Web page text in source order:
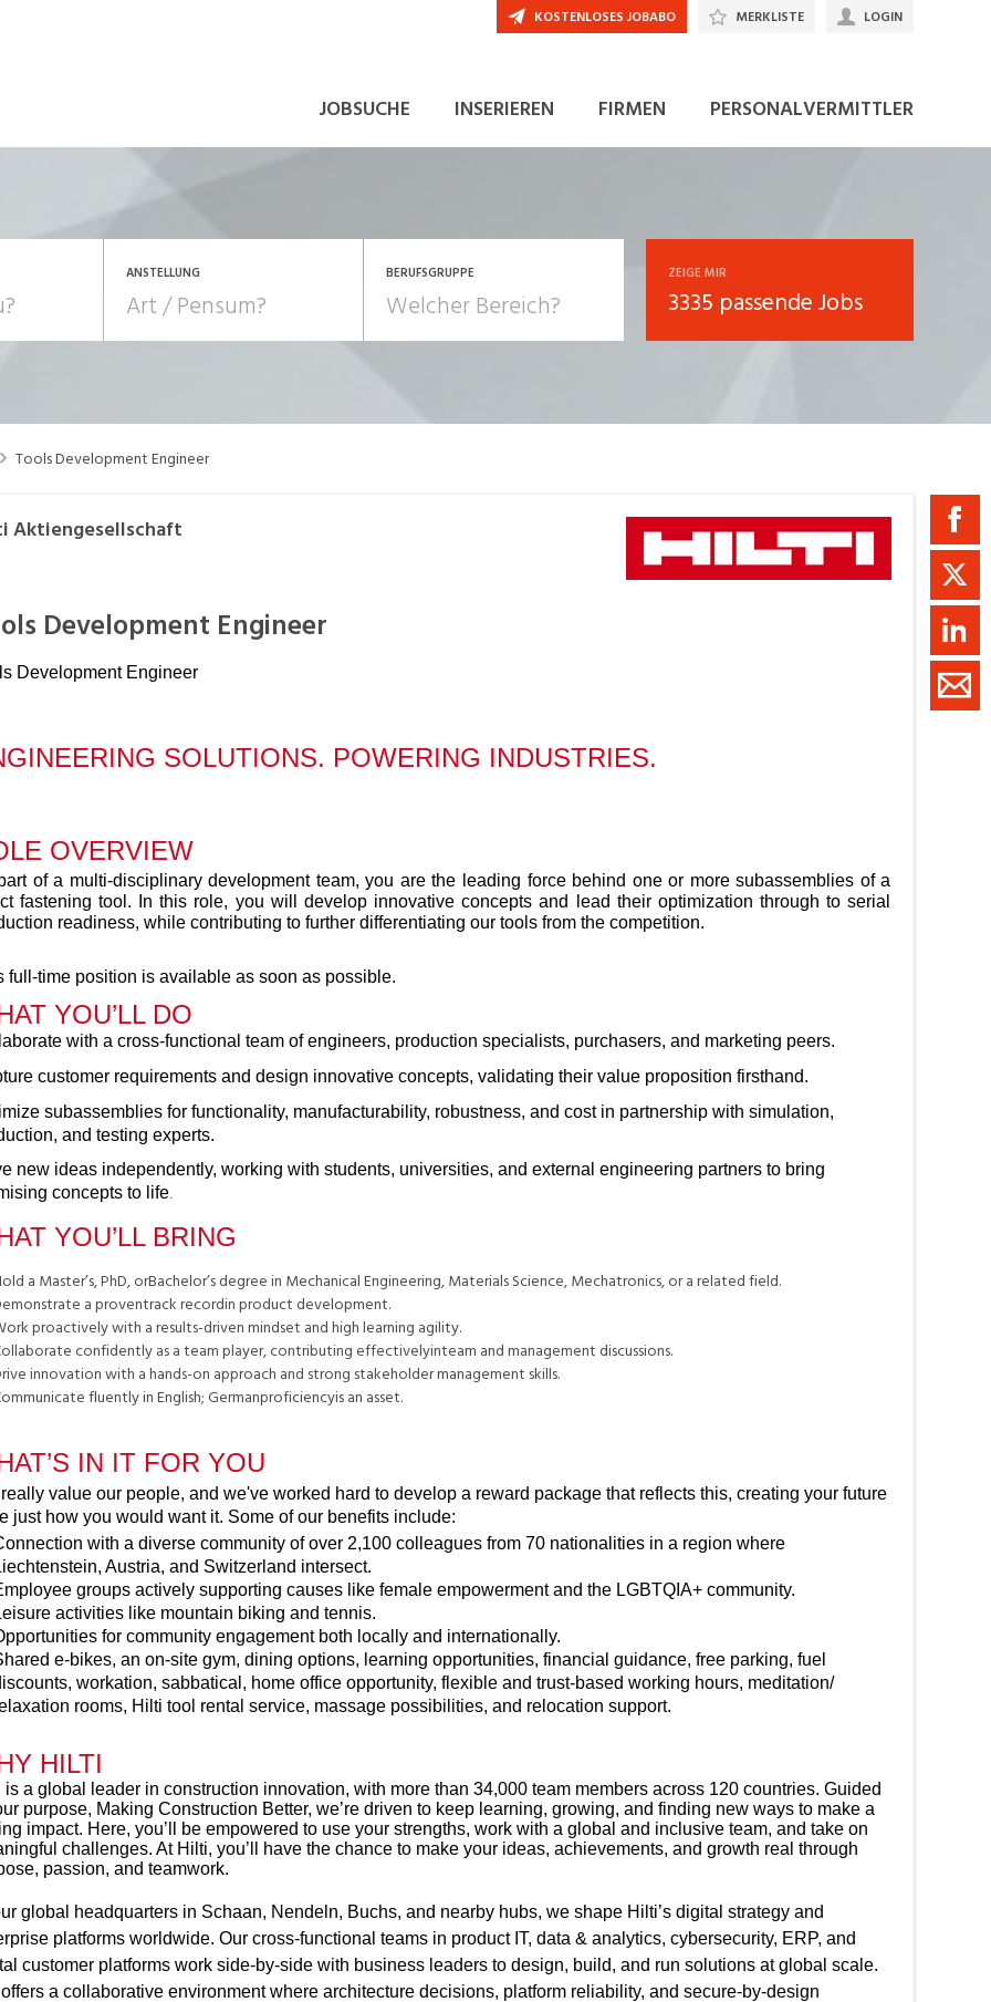
JOBSUCHE INSERIEREN FIRMEN PERSONALVERMITTLER
KOSTENLOSES JOBABO MERKLISTE LOGIN
ANSTELLUNG
Temporär (befristet)
BERUFSGRUPPE
Human Resources
Controlling, Treuhand,
Reinigung
Pflege
ZEIGE MIR
3335 passende Jobs
Tools Development Engineer
JETZT BEWERBEN
Aktiengesellschaft
Development Engineer
Development Engineer
SOLUTIONS. POWERING INDUSTRIES.
OVERVIEW
of a multi-disciplinary development team, you are the leading force behind one or more subassemblies of a
fastening tool. In this role, you will develop innovative concepts and lead their optimization through to serial
readiness, while contributing to further differentiating our tools from the competition.
full-time position is available as soon as possible.
YOU’LL DO
with a cross-functional team of engineers, production specialists, purchasers, and marketing peers.
customer requirements and design innovative concepts, validating their value proposition firsthand.
subassemblies for functionality, manufacturability, robustness, and cost in partnership with simulation,
and testing experts.
new ideas independently, working with students, universities, and external engineering partners to bring
concepts to life.
YOU’LL BRING
a Master’s, PhD, orBachelor’s degree in Mechanical Engineering, Materials Science, Mechatronics, or a related field.
a proventrack recordin product development.
proactively with a results-driven mindset and high learning agility.
confidently as a team player, contributing effectivelyinteam and management discussions.
innovation with a hands-on approach and strong stakeholder management skills.
fluently in English; Germanproficiencyis an asset.
IN IT FOR YOU
value our people, and we've worked hard to develop a reward package that reflects this, creating your future
just how you would want it. Some of our benefits include:
with a diverse community of over 2,100 colleagues from 70 nationalities in a region where
Austria, and Switzerland intersect.
groups actively supporting causes like female empowerment and the LGBTQIA+ community.
activities like mountain biking and tennis.
for community engagement both locally and internationally.
e-bikes, an on-site gym, dining options, learning opportunities, financial guidance, free parking, fuel
workation, sabbatical, home office opportunity, flexible and trust-based working hours, meditation/
rooms, Hilti tool rental service, massage possibilities, and relocation support.
HILTI
is a global leader in construction innovation, with more than 34,000 team members across 120 countries. Guided
purpose, Making Construction Better, we’re driven to keep learning, growing, and finding new ways to make a
impact. Here, you’ll be empowered to use your strengths, work with a global and inclusive team, and take on
challenges. At Hilti, you’ll have the chance to make your ideas, achievements, and growth real through
passion, and teamwork.
global headquarters in Schaan, Nendeln, Buchs, and nearby hubs, we shape Hilti’s digital strategy and
platforms worldwide. Our cross‑functional teams in product IT, data & analytics, cybersecurity, ERP, and
customer platforms work side‑by‑side with business leaders to design, build, and run solutions at global scale.
offers a collaborative environment where architecture decisions, platform reliability, and secure-by-design